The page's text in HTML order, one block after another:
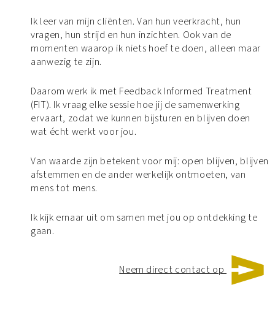
Ik leer van mijn cliënten. Van hun veerkracht, hun
vragen, hun strijd en hun inzichten. Ook van de
momenten waarop ik niets hoef te doen, alleen maar
aanwezig te zijn.
Daarom werk ik met Feedback Informed Treatment
(FIT). Ik vraag elke sessie hoe jij de samenwerking
ervaart, zodat we kunnen bijsturen en blijven doen
wat écht werkt voor jou.
Van waarde zijn betekent voor mij: open blijven, blijven
afstemmen en de ander werkelijk ontmoeten, van
mens tot mens.
Ik kijk ernaar uit om samen met jou op ontdekking te
gaan.
Neem direct contact op